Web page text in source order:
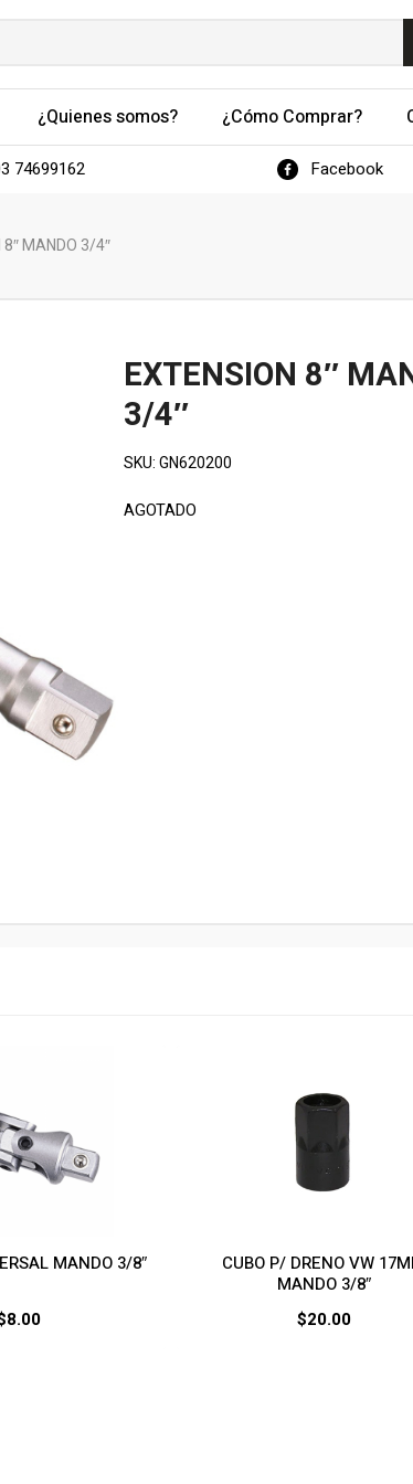
¿Quienes somos? ¿Cómo Comprar?
74699162 Facebook
8″ MANDO 3/4″
EXTENSION 8″
3/4″
SKU:GN620200
AGOTADO
MANDO 3/8″
8.00
CUBO P/ DRENO VW
MANDO 3/8″
$20.00